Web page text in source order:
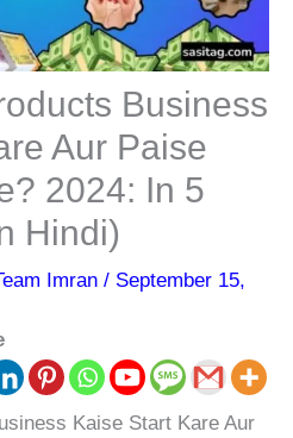
Business
Aur Paise
2024: In 5
Hindi)
Imran / September 15,
Kaise Start Kare Aur